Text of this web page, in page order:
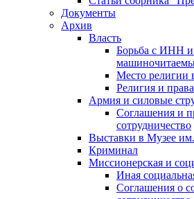
Документы
Архив
Власть
Борьба с ИНН
Место религии
Религия и
Армия и силовые
Соглашения и
сотрудничество
Выставки в Музее
Криминал
Миссионерская и
Иная
Соглашения о